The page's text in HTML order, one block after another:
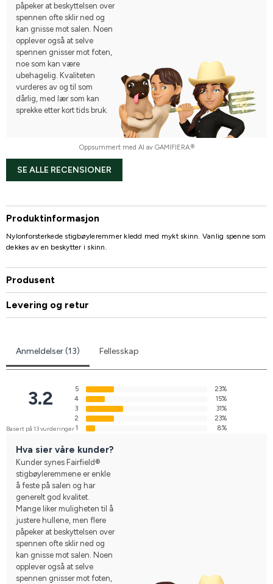
påpeker at beskyttelsen over
spennen ofte sklir ned og
kan gnisse mot salen. Noen
opplever også at selve
spennen gnisser mot foten,
noe som kan være
ubehagelig. Kvaliteten
vurderes av og til som
dårlig, med lær som kan
sprekke etter kort tids bruk.
Oppsummert med AI av GAMIFIERA.®
SE ALLE RECENSIONER
Produktinformasjon
Nylonforsterkede stigbøyleremmer kledd med mykt skinn. Vanlig spenne som
dekkes av en beskytter i skinn.
Produsent
Levering og retur
Anmeldelser (13) Fellesskap
3.2
Basert på 13 vurderinger
5
23%
4
15%
3
31%
2
23%
1
8%
Hva sier våre kunder?
Kunder synes Fairfield®
stigbøyleremmene er enkle
å feste på salen og har
generelt god kvalitet.
Mange liker muligheten til å
justere hullene, men flere
påpeker at beskyttelsen over
spennen ofte sklir ned og
kan gnisse mot salen. Noen
opplever også at selve
spennen gnisser mot foten,